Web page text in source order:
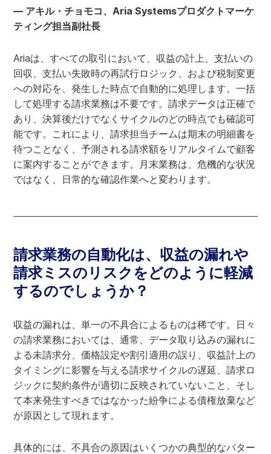
— アキル・チョモコ、Aria Systemsプロダクトマーケ
ティング担当副社長
Ariaは、すべての取引において、収益の計上、支払いの
回収、支払い失敗時の再試行ロジック、および税制変更
への対応を、発生した時点で自動的に処理します。一括
して処理する請求業務は不要です。請求データは正確で
あり、決算後だけでなくサイクルのどの時点でも確認可
能です。これにより、請求担当チームは期末の明細書を
待つことなく、予測される請求額をリアルタイムで顧客
に案内することができます。月末業務は、危機的な状況
ではなく、日常的な確認作業へと変わります。
請求業務の自動化は、収益の漏れや
請求ミスのリスクをどのように軽減
するのでしょうか？
収益の漏れは、単一の不具合によるものは稀です。日々
の請求業務においては、通常、データ取り込みの漏れに
よる未請求分、価格設定や割引適用の誤り、収益計上の
タイミングに影響を与える請求サイクルの遅延、請求ロ
ジックに契約条件が適切に反映されていないこと、そし
て本来発生すべきではなかった紛争による債権放棄など
が原因として現れます。
具体的には、不具合の原因はいくつかの典型的なパター